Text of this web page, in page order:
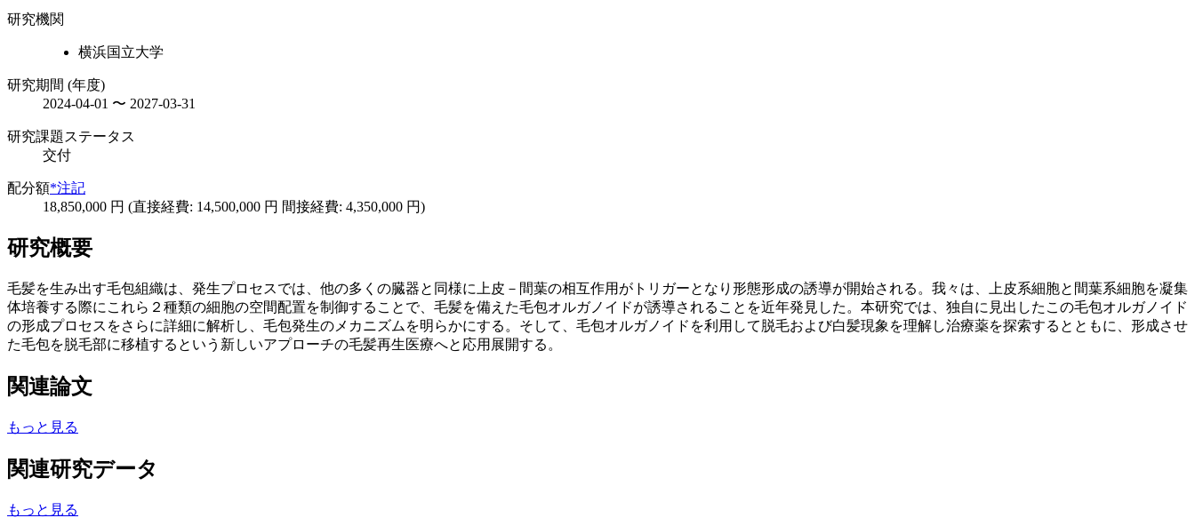
研究機関
横浜国立大学
研究期間 (年度)
2024-04-01 〜 2027-03-31
研究課題ステータス
交付
配分額*注記
18,850,000 円 (直接経費: 14,500,000 円 間接経費: 4,350,000 円)
研究概要
毛髪を生み出す毛包組織は、発生プロセスでは、他の多くの臓器と同様に上皮－間葉の相互作用がトリガーとなり形態形成の誘導が開始される。我々は、上皮系細胞と間葉系細胞を凝集
体培養する際にこれら２種類の細胞の空間配置を制御することで、毛髪を備えた毛包オルガノイドが誘導されることを近年発見した。本研究では、独自に見出したこの毛包オルガノイド
の形成プロセスをさらに詳細に解析し、毛包発生のメカニズムを明らかにする。そして、毛包オルガノイドを利用して脱毛および白髪現象を理解し治療薬を探索するとともに、形成させ
た毛包を脱毛部に移植するという新しいアプローチの毛髪再生医療へと応用展開する。
関連論文
もっと見る
関連研究データ
もっと見る